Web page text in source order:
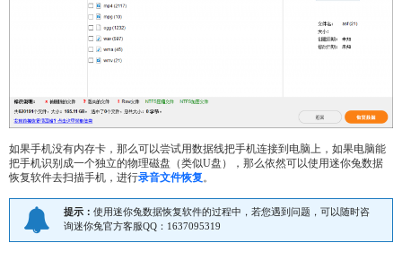
如果手机没有内存卡，那么可以尝试用数据线把手机连接到电脑上，如果电脑能
把手机识别成一个独立的物理磁盘（类似U盘），那么依然可以使用迷你兔数据
恢复软件去扫描手机，进行录音文件恢复。
提示： 使用迷你兔数据恢复软件的过程中，若您遇到问题，可以随时咨
询迷你兔官方客服QQ：1637095319